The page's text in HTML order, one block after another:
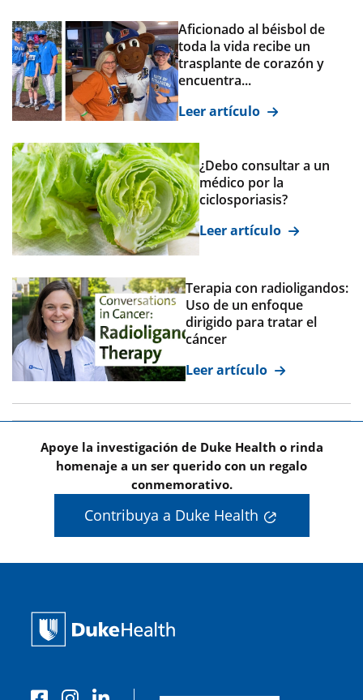
Aficionado al béisbol de
toda la vida recibe un
trasplante de corazón y
encuentra...
Leer artículo
¿Debo consultar a un
médico por la
ciclosporiasis?
Leer artículo
Terapia con radioligandos:
Uso de un enfoque
dirigido para tratar el
cáncer
Leer artículo
Apoye la investigación de Duke Health o rinda
homenaje a un ser querido con un regalo
conmemorativo.
Contribuya a Duke Health